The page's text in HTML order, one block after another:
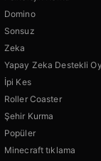
Domino
Sonsuz
Zeka
Yapay Zeka Destekli
İpi Kes
Roller Coaster
Şehir Kurma
Popüler
Minecraft tıklama